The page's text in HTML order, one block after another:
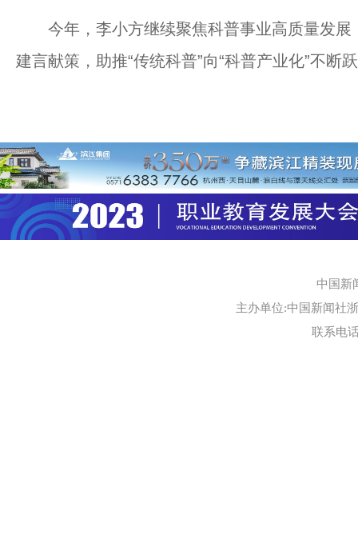
今年，李小方继续聚焦科普事业高质量发展
建言献策，助推“传统科普”向“科普产业化”不断
中国新
主办单位:中国新闻社
联系电